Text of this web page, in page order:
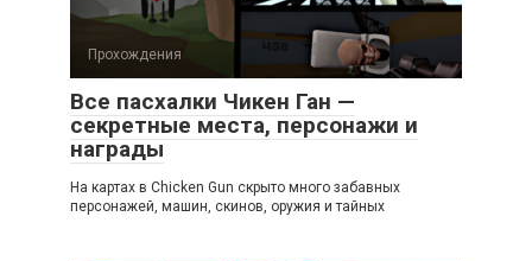
Прохождения
Все пасхалки Чикен Ган —
секретные места, персонажи и
награды
На картах в Chicken Gun скрыто много забавных
персонажей, машин, скинов, оружия и тайных